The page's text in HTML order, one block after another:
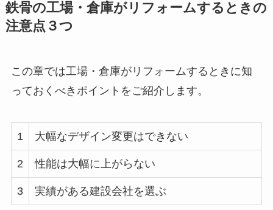
鉄骨の工場・倉庫がリフォームするときの
注意点３つ
この章では工場・倉庫がリフォームするときに知
っておくべきポイントをご紹介します。
1 大幅なデザイン変更はできない
2 性能は大幅に上がらない
3 実績がある建設会社を選ぶ